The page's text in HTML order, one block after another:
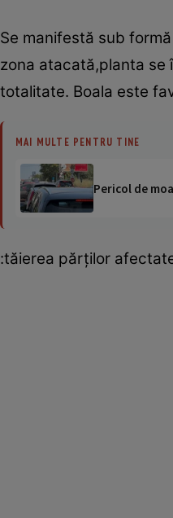
Se manifestă sub
zona atacată,planta se
totalitate. Boala este
MAI MULTE PENTRU TINE
Pericol de
:tăierea părţilor